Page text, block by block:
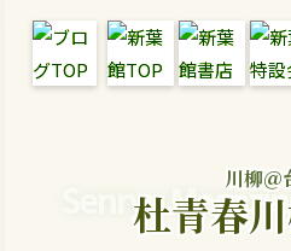
川柳＠
Senryu杜青春